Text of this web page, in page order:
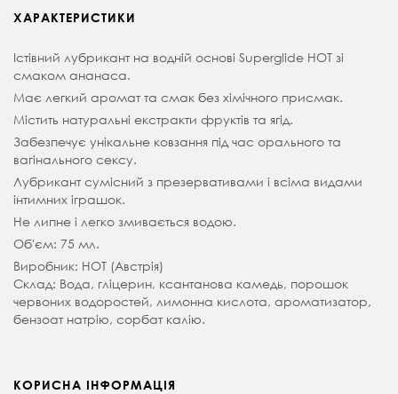
ХАРАКТЕРИСТИКИ
Істівний лубрикант на водній основі Superglide HOT зі
смаком ананаса.
Має легкий аромат та смак без хімічного присмак.
Містить натуральні екстракти фруктів та ягід.
Забезпечує унікальне ковзання під час орального та
вагінального сексу.
Лубрикант сумісний з презервативами і всіма видами
інтимних іграшок.
Не липне і легко змивається водою.
Об'єм: 75 мл.
Виробник: HOT (Австрія)
Склад: Вода, гліцерин, ксантанова камедь, порошок
червоних водоростей, лимонна кислота, ароматизатор,
бензоат натрію, сорбат калію.
КОРИСНА ІНФОРМАЦІЯ